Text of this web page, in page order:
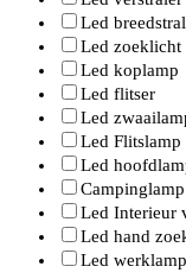
Led
Led zoeklicht
Led koplamp
Led flitser
Led
Led Flitslamp
Led
Campinglamp
Led Interieur
Led hand
Led